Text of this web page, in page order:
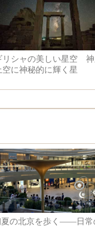
リシャの美しい星空
空に神秘的に輝く星